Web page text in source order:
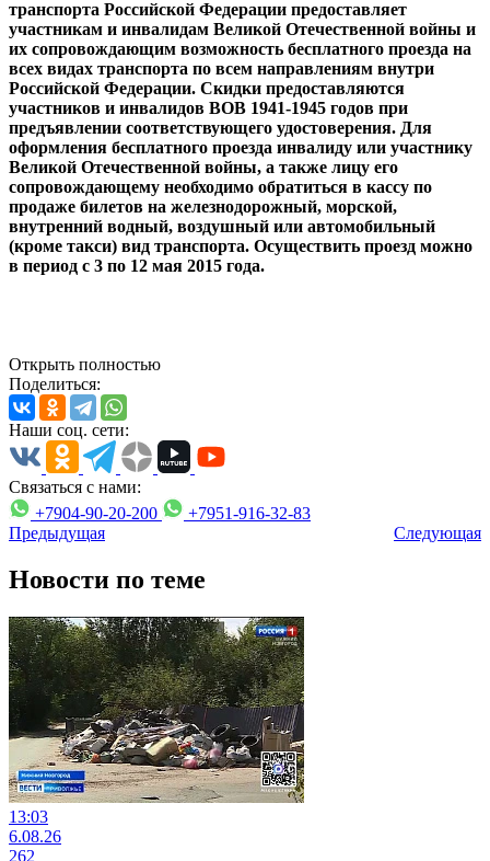
транспорта Российской Федерации предоставляет
участникам и инвалидам Великой Отечественной войны и
их сопровождающим возможность бесплатного проезда на
всех видах транспорта по всем направлениям внутри
Российской Федерации. Скидки предоставляются
участников и инвалидов ВОВ 1941-1945 годов при
предъявлении соответствующего удостоверения. Для
оформления бесплатного проезда инвалиду или участнику
Великой Отечественной войны, а также лицу его
сопровождающему необходимо обратиться в кассу по
продаже билетов на железнодорожный, морской,
внутренний водный, воздушный или автомобильный
(кроме такси) вид транспорта. Осуществить проезд можно
в период с 3 по 12 мая 2015 года.
Открыть полностью
Поделиться:
Наши соц. сети:
Связаться с нами:
+7904-90-20-200
+7951-916-32-83
Предыдущая
Следующая
Новости по теме
13:03
6.08.26
262